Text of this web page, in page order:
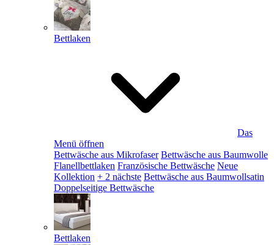
Bettlaken
Das
Menü öffnen
Bettwäsche aus Mikrofaser Bettwäsche aus Baumwolle
Flanellbettlaken Französische Bettwäsche Neue
Kollektion + 2 nächste Bettwäsche aus Baumwollsatin
Doppelseitige Bettwäsche
Bettlaken